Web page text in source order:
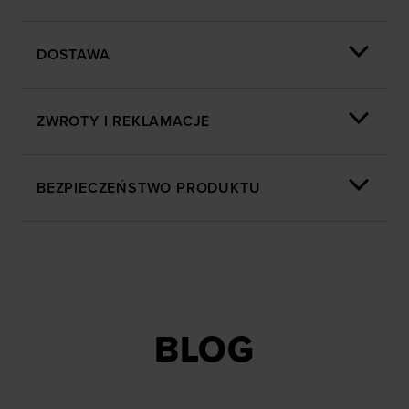
DOSTAWA
ZWROTY I REKLAMACJE
BEZPIECZEŃSTWO PRODUKTU
BLOG